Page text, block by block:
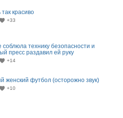
красиво
+33
соблюла технику безопасности и
пресс раздавил ей руку
+14
женский футбол (осторожно звук)
+10